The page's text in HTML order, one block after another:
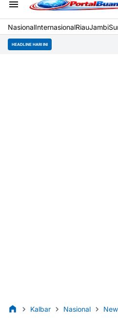
NasionalInternasionalRiauJambi
HEADLINE HARI INI
Kalbar Nasional